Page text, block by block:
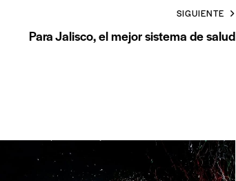
SIGUIENTE
Para Jalisco, el mejor sistema de salud